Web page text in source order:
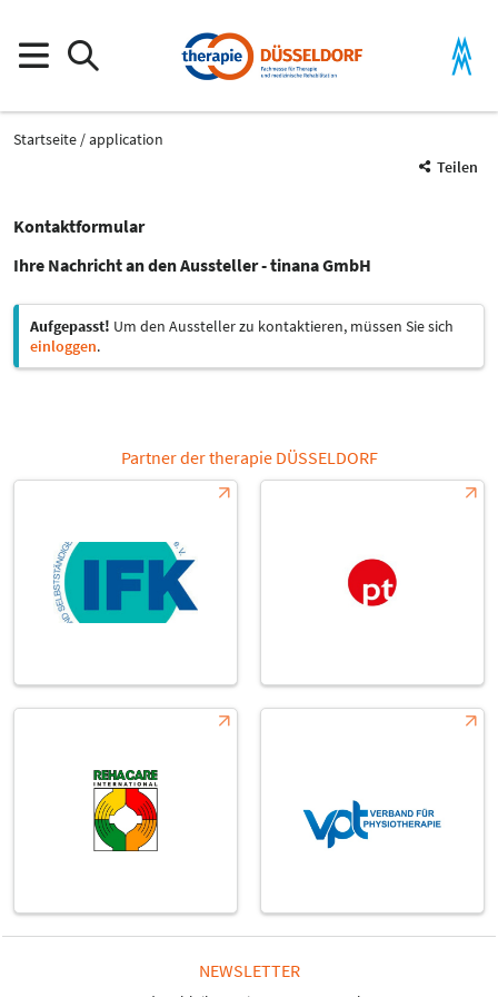
Startseite
application
Teilen
Kontaktformular
Ihre Nachricht an den Aussteller - tinana GmbH
Aufgepasst! Um den Aussteller zu kontaktieren, müssen Sie sich
einloggen.
Partner der therapie DÜSSELDORF
NEWSLETTER